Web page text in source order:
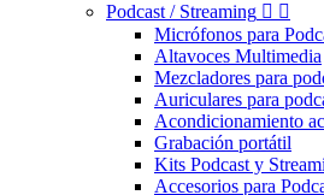
Podcast / Streaming  
Micrófonos para
Altavoces Multimedia
Mezcladores para
Auriculares para
Acondicionamiento
Grabación portátil
Kits Podcast y
Accesorios para